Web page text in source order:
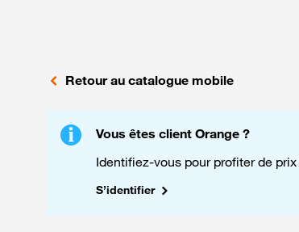
Retour au catalogue mobile
Vous êtes client Orange ?
Identifiez-vous pour profiter de
S’identifier